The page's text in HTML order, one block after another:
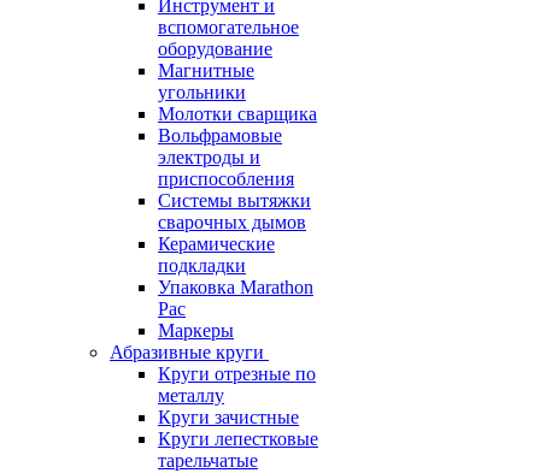
Инструмент и
вспомогательное
оборудование
Магнитные
угольники
Молотки сварщика
Вольфрамовые
электроды и
приспособления
Системы вытяжки
сварочных дымов
Керамические
подкладки
Упаковка Marathon
Pac
Маркеры
Абразивные круги
Круги отрезные по
металлу
Круги зачистные
Круги лепестковые
тарельчатые